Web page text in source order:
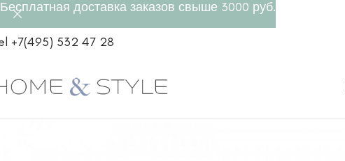
+7(495) 532 47 28
Бесплатная доставка заказов свыше 3000 руб.